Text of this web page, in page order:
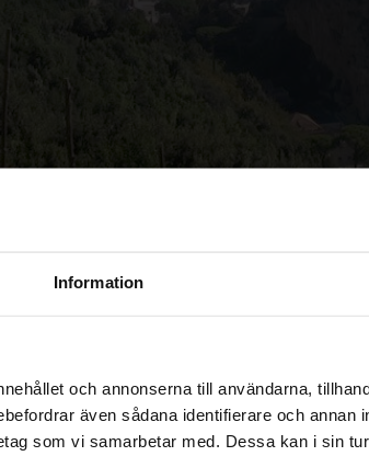
Information
och annonserna till användarna,
även sådana identifierare och annan
som vi samarbetar med. Dessa kan i sin